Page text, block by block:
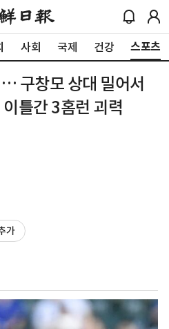
사회 국제 건강 스포츠
구창모 상대 밀어서
틀간 3홈런 괴력
가